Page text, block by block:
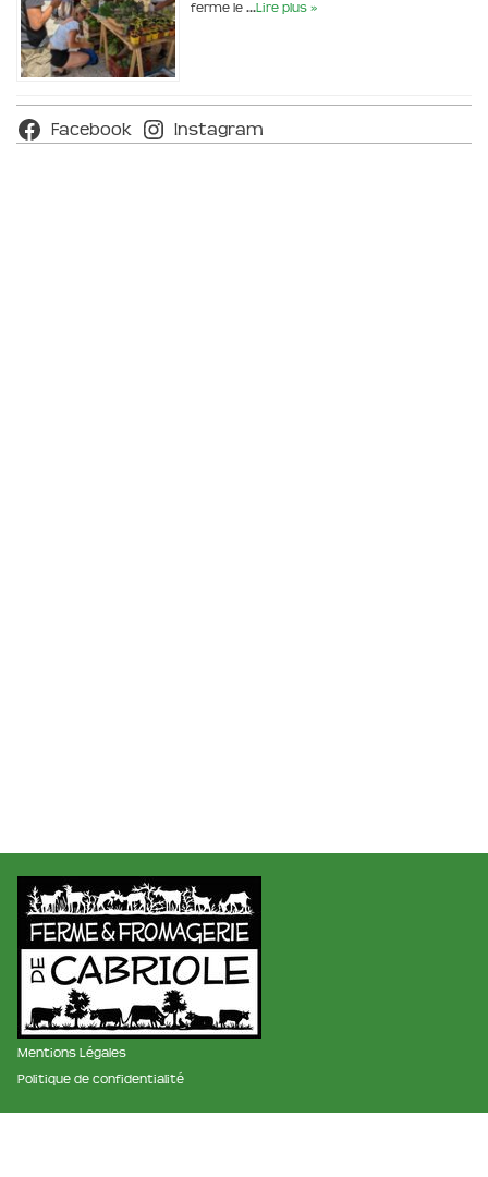
ferme le …Lire plus »
Facebook Instagram
Mentions Légales
Politique de confidentialité